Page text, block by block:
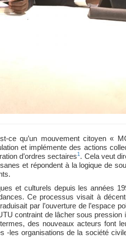
ce qu’un mouvement citoyen «
et implémente des actions
d’ordres sectaires1 . Cela veut
et répondent à la logique de
et culturels depuis les années
Ce processus visait à
par l’ouverture de l’espace
contraint de lâcher sous pression
des nouveaux acteurs font
-les organisations de la société